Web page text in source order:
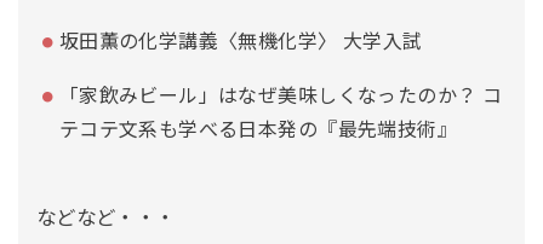
坂田薫の化学講義〈無機化学〉 大学入試
「家飲みビール」はなぜ美味しくなったのか？ コ
テコテ文系も学べる日本発の『最先端技術』
などなど・・・